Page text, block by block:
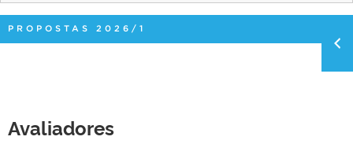
PROPOSTAS 2026/1
Avaliadores